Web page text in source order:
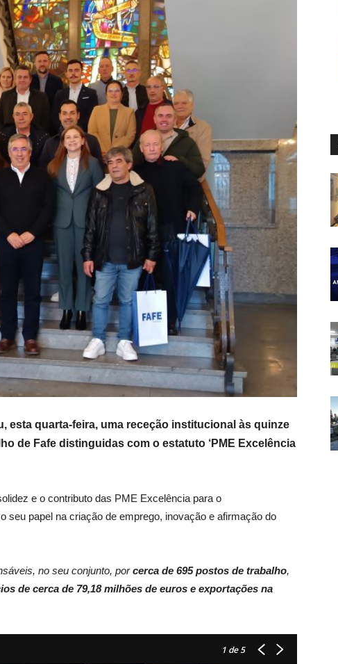
esta quarta-feira, uma receção institucional às quinze
de Fafe distinguidas com o estatuto ‘PME Excelência
e o contributo das PME Excelência para o
seu papel na criação de emprego, inovação e afirmação do
no seu conjunto, porcerca de 695 postos de trabalho,
de cerca de 79,18 milhões de euros e exportações na
1 de 5